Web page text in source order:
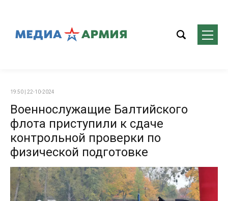
19:50 | 22-10-2024
Военнослужащие Балтийского
флота приступили к сдаче
контрольной проверки по
физической подготовке